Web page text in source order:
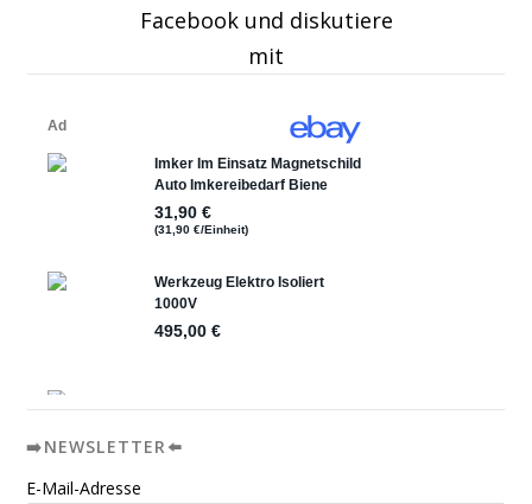
Facebook und diskutiere
mit
➡️NEWSLETTER⬅️
E-Mail-Adresse